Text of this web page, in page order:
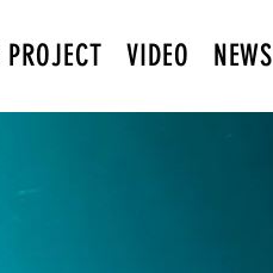
VIDEO NEWS